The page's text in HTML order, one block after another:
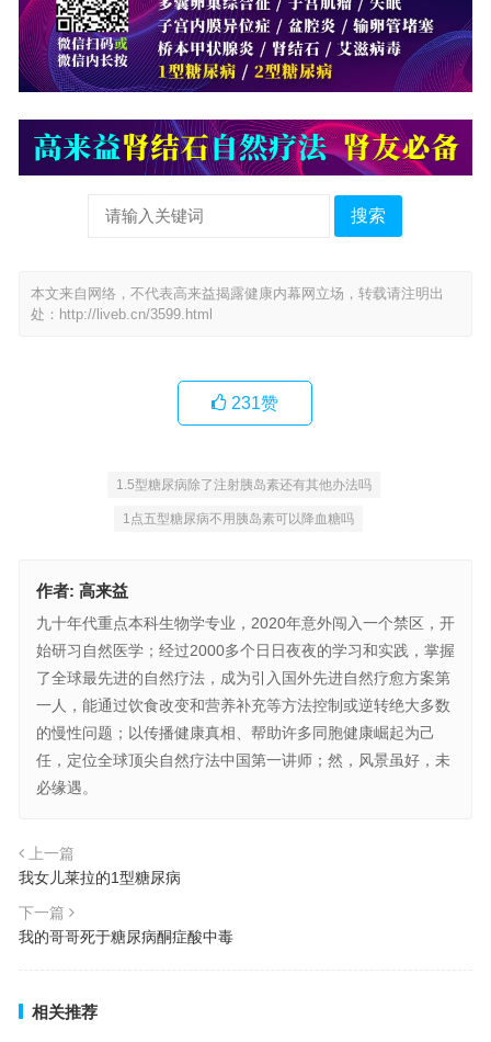
搜索
本文来自网络，不代表高来益揭露健康内幕网立场，转载请注明出
处： http://liveb.cn/3599.html
231赞
1.5型糖尿病除了注射胰岛素还有其他办法吗
1点五型糖尿病不用胰岛素可以降血糖吗
作者: 高来益
九十年代重点本科生物学专业，2020年意外闯入一个禁区，开
始研习自然医学；经过2000多个日日夜夜的学习和实践，掌握
了全球最先进的自然疗法，成为引入国外先进自然疗愈方案第
一人，能通过饮食改变和营养补充等方法控制或逆转绝大多数
的慢性问题；以传播健康真相、帮助许多同胞健康崛起为己
任，定位全球顶尖自然疗法中国第一讲师；然，风景虽好，未
必缘遇。
上一篇
我女儿莱拉的1型糖尿病
下一篇
我的哥哥死于糖尿病酮症酸中毒
相关推荐